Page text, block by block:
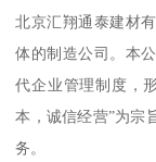
北京汇翔通泰建材
体的制造公司。本
代企业管理制度，
本，诚信经营”为宗
务。